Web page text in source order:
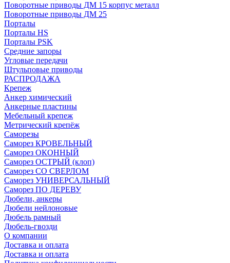
Поворотные приводы ДМ 15 корпус металл
Поворотные приводы ДМ 25
Порталы
Порталы HS
Порталы PSK
Средние запоры
Угловые передачи
Штульповые приводы
РАСПРОДАЖА
Крепеж
Анкер химический
Анкерные пластины
Мебельный крепеж
Метрический крепёж
Саморезы
Саморез КРОВЕЛЬНЫЙ
Саморез ОКОННЫЙ
Саморез ОСТРЫЙ (клоп)
Саморез СО СВЕРЛОМ
Саморез УНИВЕРСАЛЬНЫЙ
Саморез ПО ДЕРЕВУ
Дюбели, анкеры
Дюбели нейлоновые
Дюбель рамный
Дюбель-гвозди
О компании
Доставка и оплата
Доставка и оплата